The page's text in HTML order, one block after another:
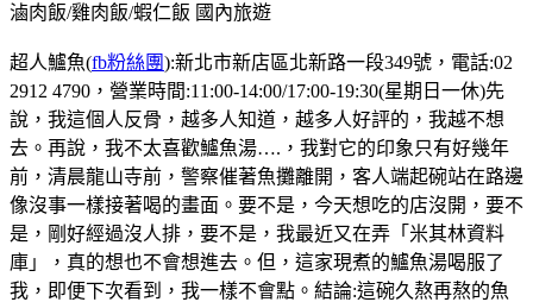
滷肉飯/雞肉飯/蝦仁飯 國內旅遊
超人鱸魚(fb粉絲團):新北市新店區北新路一段349號，電話:02
2912 4790，營業時間:11:00-14:00/17:00-19:30(星期日一休)先
說，我這個人反骨，越多人知道，越多人好評的，我越不想
去。再說，我不太喜歡鱸魚湯….，我對它的印象只有好幾年
前，清晨龍山寺前，警察催著魚攤離開，客人端起碗站在路邊
像沒事一樣接著喝的畫面。要不是，今天想吃的店沒開，要不
是，剛好經過沒人排，要不是，我最近又在弄「米其林資料
庫」，真的想也不會想進去。但，這家現煮的鱸魚湯喝服了
我，即便下次看到，我一樣不會點。結論:這碗久熬再熬的魚